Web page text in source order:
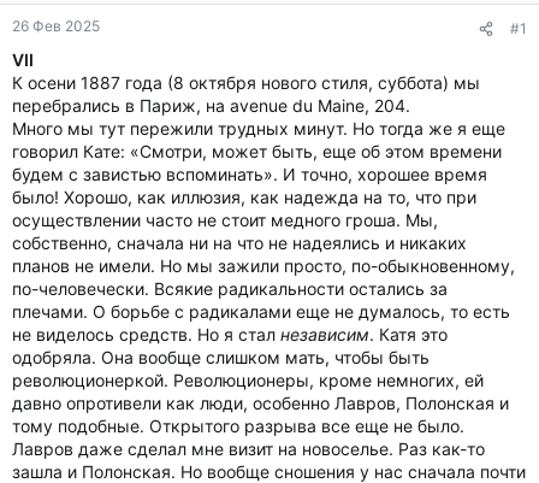
ы
л
26 Фев 2025 #1
VII
К осени 1887 года (8 октября нового стиля, суббота) мы
перебрались в Париж, на avenue du Maine, 204.
Много мы тут пережили трудных минут. Но тогда же я еще
говорил Кате: «Смотри, может быть, еще об этом времени
будем с завистью вспоминать». И точно, хорошее время
было! Хорошо, как иллюзия, как надежда на то, что при
осуществлении часто не стоит медного гроша. Мы,
собственно, сначала ни на что не надеялись и никаких
планов не имели. Но мы зажили просто, по-обыкновенному,
по-человечески. Всякие радикальности остались за
плечами. О борьбе с радикалами еще не думалось, то есть
не виделось средств. Но я стал независим. Катя это
одобряла. Она вообще слишком мать, чтобы быть
революционеркой. Революционеры, кроме немногих, ей
давно опротивели как люди, особенно Лавров, Полонская и
тому подобные. Открытого разрыва все еще не было.
Лавров даже сделал мне визит на новоселье. Раз как-то
зашла и Полонская. Но вообще сношения у нас сначала почти